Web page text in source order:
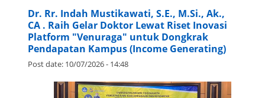
Dr. Rr. Indah Mustikawati, S.E., M.Si., Ak.,
CA . Raih Gelar Doktor Lewat Riset Inovasi
Platform "Venuraga" untuk Dongkrak
Pendapatan Kampus (Income Generating)
Post date: 10/07/2026 - 14:48